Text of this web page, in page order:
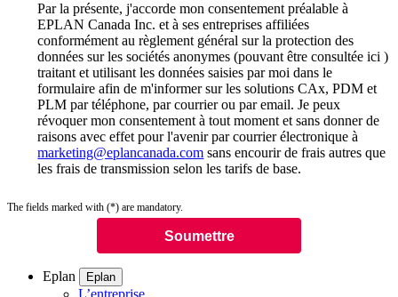
Par la présente, j'accorde mon consentement préalable à
EPLAN Canada Inc. et à ses entreprises affiliées
conformément au règlement général sur la protection des
données sur les sociétés anonymes (pouvant être consultée ici )
traitant et utilisant les données saisies par moi dans le
formulaire afin de m'informer sur les solutions CAx, PDM et
PLM par téléphone, par courrier ou par email. Je peux
révoquer mon consentement à tout moment et sans donner de
raisons avec effet pour l'avenir par courrier électronique à
marketing@eplancanada.com sans encourir de frais autres que
les frais de transmission selon les tarifs de base.
The fields marked with (*) are mandatory.
Eplan Eplan